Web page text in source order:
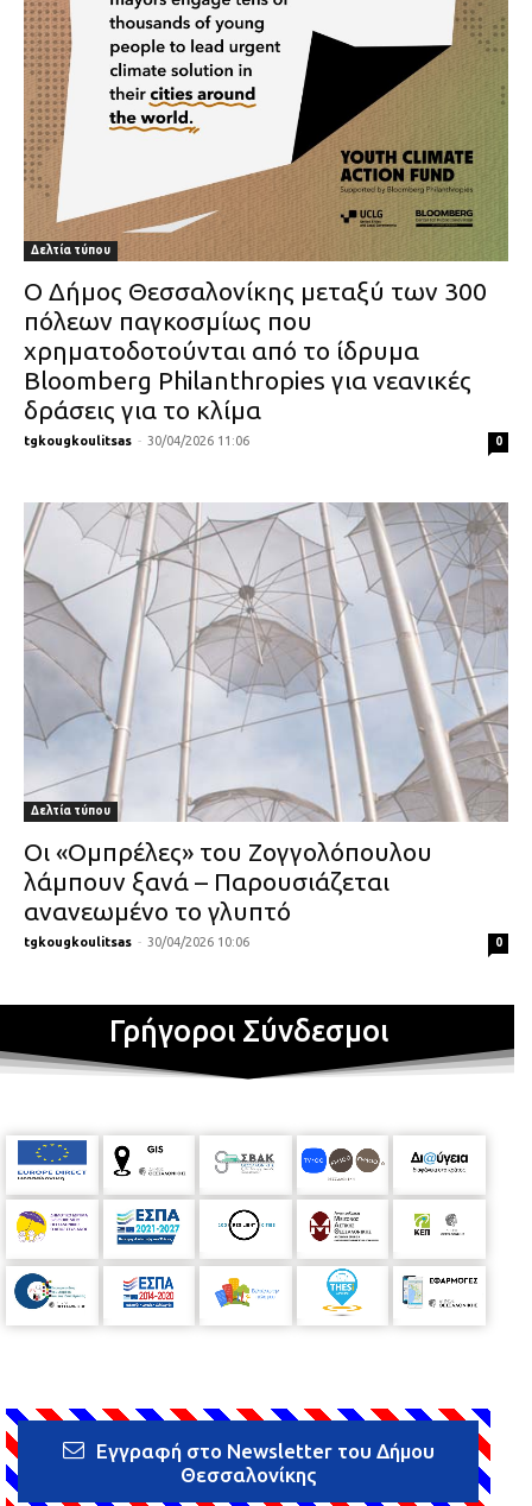
Δελτία τύπου
Ο Δήμος Θεσσαλονίκης μεταξύ των 300
πόλεων παγκοσμίως που
χρηματοδοτούνται από το ίδρυμα
Bloomberg Philanthropies για νεανικές
δράσεις για το κλίμα
tgkougkoulitsas - 30/04/2026 11:06 0
Δελτία τύπου
Οι «Ομπρέλες» του Ζογγολόπουλου
λάμπουν ξανά – Παρουσιάζεται
ανανεωμένο το γλυπτό
tgkougkoulitsas - 30/04/2026 10:06 0
Γρήγοροι Σύνδεσμοι
Εγγραφή στο Newsletter του Δήμου
Θεσσαλονίκης